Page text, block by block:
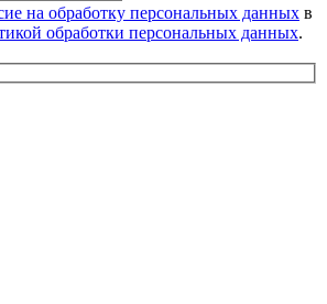
на обработку персональных данных в
обработки персональных данных.